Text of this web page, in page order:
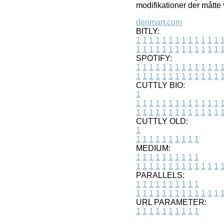
modifikationer der
derimart.com
BITLY:
1 1 1 1 1 1 1 1 1 1 1 1 1 1
1 1 1 1 1 1 1 1 1 1 1 1 1 1
SPOTIFY:
1 1 1 1 1 1 1 1 1 1 1 1 1 1
1 1 1 1 1 1 1 1 1 1 1 1 1 1
CUTTLY BIO:
1
1 1 1 1 1 1 1 1 1 1 1 1 1 1
1 1 1 1 1 1 1 1 1 1 1 1 1 1
CUTTLY OLD:
1
1 1 1 1 1 1 1 1 1 1
MEDIUM:
1 1 1 1 1 1 1 1 1 1
1 1 1 1 1 1 1 1 1 1 1 1 1 1
PARALLELS:
1 1 1 1 1 1 1 1 1 1
1 1 1 1 1 1 1 1 1 1 1 1 1 1
URL PARAMETER:
1 1 1 1 1 1 1 1 1 1